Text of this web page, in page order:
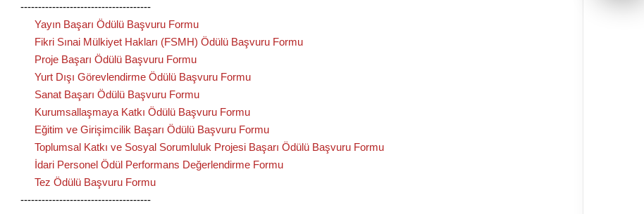
-------------------------------------
Yayın Başarı Ödülü Başvuru Formu
Fikri Sınai Mülkiyet Hakları (FSMH) Ödülü Başvuru Formu
Proje Başarı Ödülü Başvuru Formu
Yurt Dışı Görevlendirme Ödülü Başvuru Formu
Sanat Başarı Ödülü Başvuru Formu
Kurumsallaşmaya Katkı Ödülü Başvuru Formu
Eğitim ve Girişimcilik Başarı Ödülü Başvuru Formu
Toplumsal Katkı ve Sosyal Sorumluluk Projesi Başarı Ödülü Başvuru Formu
İdari Personel Ödül Performans Değerlendirme Formu
Tez Ödülü Başvuru Formu
-------------------------------------